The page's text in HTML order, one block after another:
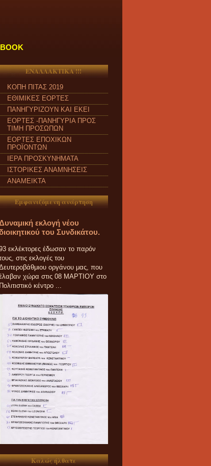
και από ώρα 09:00 π.μ. έως 04:00 μ.μ.
ΕΝΑΛΛΑΚΤΙΚΑ !!!
ΚΟΠΗ ΠΙΤΑΣ 2019
ΕΘΙΜΙΚΕΣ ΕΟΡΤΕΣ
ΠΑΝΗΓΥΡΙΖΟΥΝ ΚΑΙ ΕΚΕΙ
ΕΟΡΤΕΣ -ΠΑΝΗΓΥΡΙΑ ΠΡΟΣ
ΤΙΜΗ ΠΡΟΣΩΠΩΝ
ΕΟΡΤΕΣ ΕΠΟΧΙΚΩΝ
ΠΡΟΪΟΝΤΩΝ
ΙΕΡΑ ΠΡΟΣΚΥΝΗΜΑΤΑ
ΙΣΤΟΡΙΚΕΣ ΑΝΑΜΝΗΣΕΙΣ
ΑΝΑΜΕΙΚΤΑ
Εμφανιζόμενη ανάρτηση
εκλογή νέου
του Συνδικάτου.
εκλέκτορες έδωσαν το παρόν
στις εκλογές του
οργάνου μας, που
χώρα στις 08 ΜΑΡΤΙΟΥ στο
Πολιτιστικό κέντρο ...
Καλώς ήλθατε